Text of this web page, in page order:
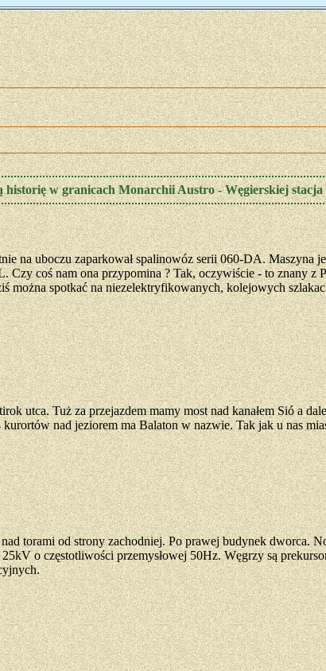
w granicach Monarchii Austro - Węgierskiej stacja
na uboczu zaparkował spalinowóz serii 060-DA. Maszyna
coś nam ona przypomina ? Tak, oczywiście - to znany
można spotkać na niezelektryfikowanych, kolejowych
utca. Tuż za przejazdem mamy most nad kanałem Sió a
kurortów nad jeziorem ma Balaton w nazwie. Tak jak u nas
torami od strony zachodniej. Po prawej budynek dworca.
o częstotliwości przemysłowej 50Hz. Węgrzy są